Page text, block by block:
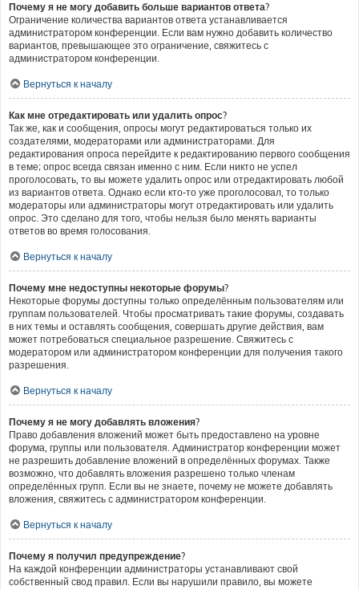
Почему я не могу добавить больше вариантов ответа?
Ограничение количества вариантов ответа устанавливается
администратором конференции. Если вам нужно добавить количество
вариантов, превышающее это ограничение, свяжитесь с
администратором конференции.
Вернуться к началу
Как мне отредактировать или удалить опрос?
Так же, как и сообщения, опросы могут редактироваться только их
создателями, модераторами или администраторами. Для
редактирования опроса перейдите к редактированию первого сообщения
в теме; опрос всегда связан именно с ним. Если никто не успел
проголосовать, то вы можете удалить опрос или отредактировать любой
из вариантов ответа. Однако если кто-то уже проголосовал, то только
модераторы или администраторы могут отредактировать или удалить
опрос. Это сделано для того, чтобы нельзя было менять варианты
ответов во время голосования.
Вернуться к началу
Почему мне недоступны некоторые форумы?
Некоторые форумы доступны только определённым пользователям или
группам пользователей. Чтобы просматривать такие форумы, создавать
в них темы и оставлять сообщения, совершать другие действия, вам
может потребоваться специальное разрешение. Свяжитесь с
модератором или администратором конференции для получения такого
разрешения.
Вернуться к началу
Почему я не могу добавлять вложения?
Право добавления вложений может быть предоставлено на уровне
форума, группы или пользователя. Администратор конференции может
не разрешить добавление вложений в определённых форумах. Также
возможно, что добавлять вложения разрешено только членам
определённых групп. Если вы не знаете, почему не можете добавлять
вложения, свяжитесь с администратором конференции.
Вернуться к началу
Почему я получил предупреждение?
На каждой конференции администраторы устанавливают свой
собственный свод правил. Если вы нарушили правило, вы можете